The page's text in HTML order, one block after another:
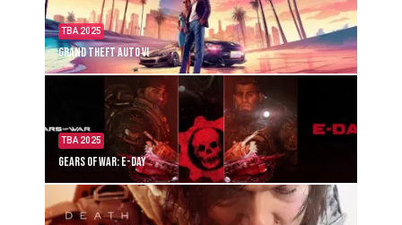
TBA 2025
Grand Theft Auto VI
TBA 2025
Gears of War: E-Day